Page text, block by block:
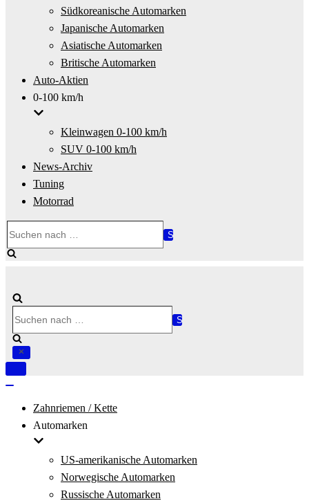
Südkoreanische Automarken
Japanische Automarken
Asiatische Automarken
Britische Automarken
Auto-Aktien
0-100 km/h
Kleinwagen 0-100 km/h
SUV 0-100 km/h
News-Archiv
Tuning
Motorrad
nach …
nach …
Navigation
Zahnriemen / Kette
Automarken
US-amerikanische Automarken
Norwegische Automarken
Russische Automarken